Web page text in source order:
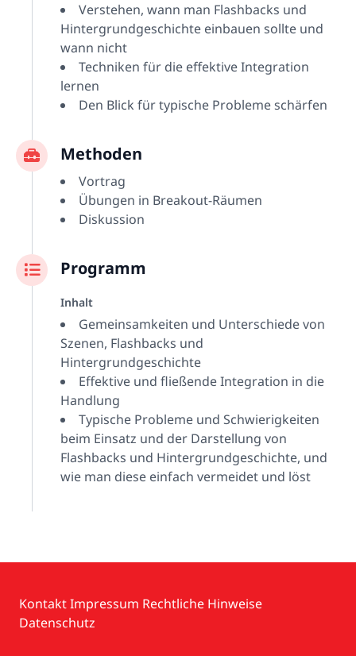
Verstehen, wann man Flashbacks und
Hintergrundgeschichte einbauen sollte und
wann nicht
Techniken für die effektive Integration
lernen
Den Blick für typische Probleme schärfen
Methoden
Vortrag
Übungen in Breakout-Räumen
Diskussion
Programm
Inhalt
Gemeinsamkeiten und Unterschiede von
Szenen, Flashbacks und
Hintergrundgeschichte
Effektive und fließende Integration in die
Handlung
Typische Probleme und Schwierigkeiten
beim Einsatz und der Darstellung von
Flashbacks und Hintergrundgeschichte, und
wie man diese einfach vermeidet und löst
KontaktImpressum Rechtliche Hinweise
Datenschutz